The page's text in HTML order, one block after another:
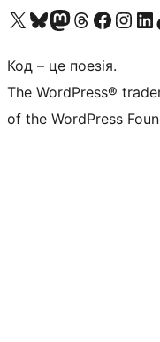
Visit our X (formerly Twitter) account
Visit our Bluesky account
Завітайте до нашої стрічки в Mastodon
Visit our Threads account
Завітайте на нашу
Visit ourVisit
Код – це поезія.
The WordPress®
of the WordPress